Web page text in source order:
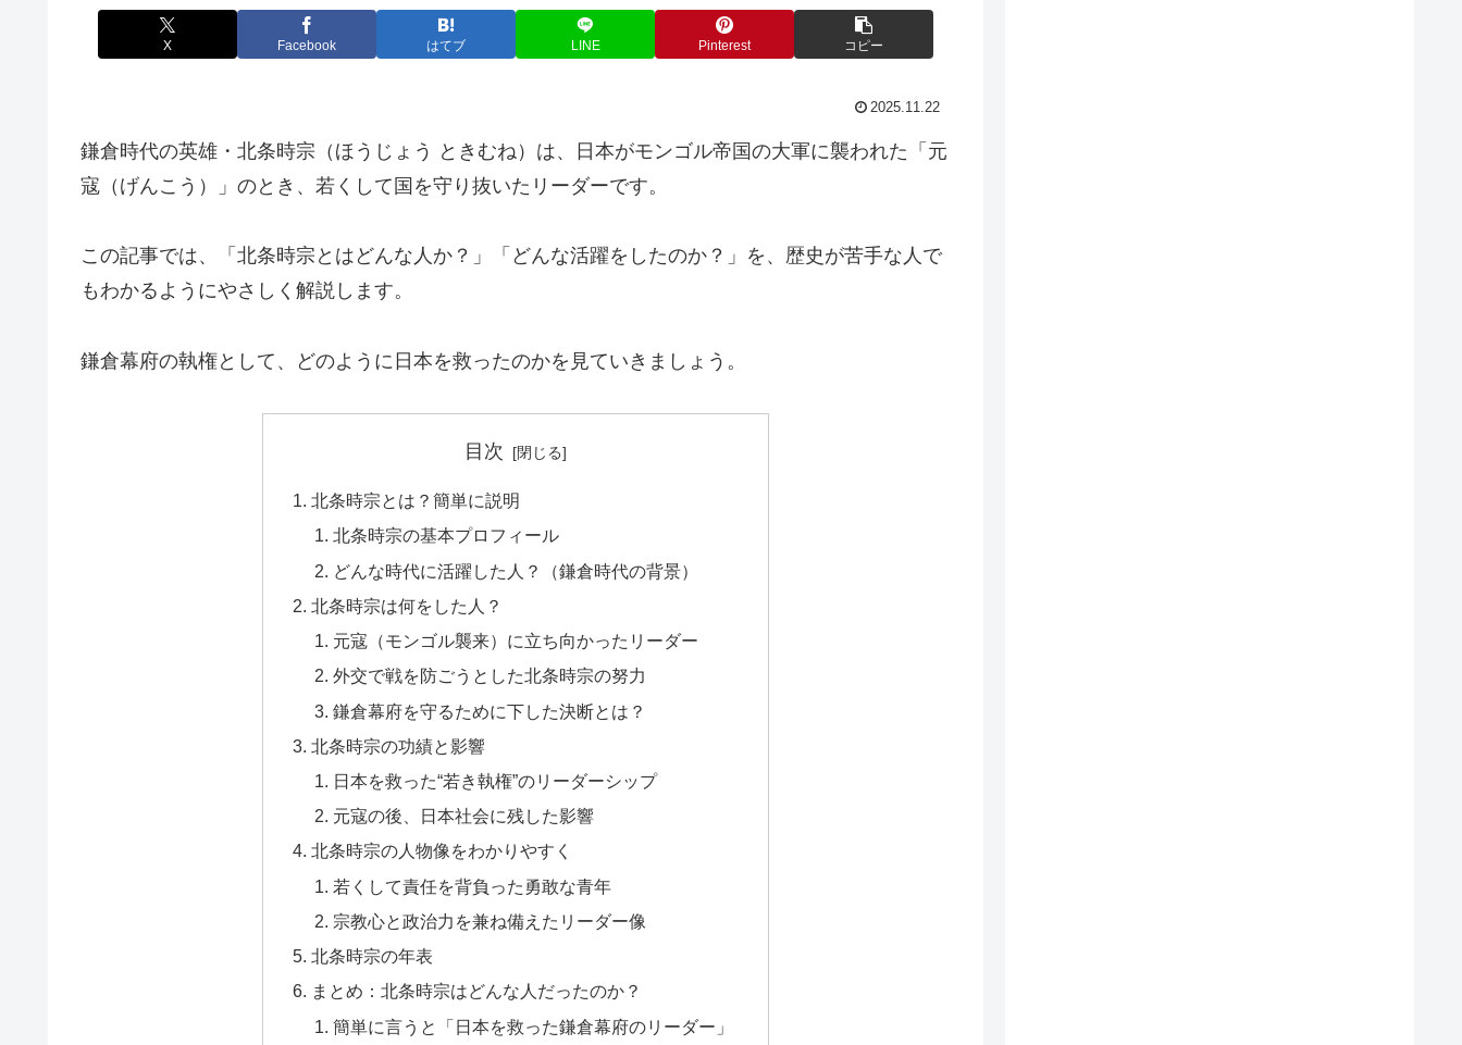
X Facebook はてブ LINE Pinterest コピー
2025.11.22
鎌倉時代の英雄・北条時宗（ほうじょう ときむね）は、日本がモンゴル帝国の大軍に襲われた「元
寇（げんこう）」のとき、若くして国を守り抜いたリーダーです。
この記事では、「北条時宗とはどんな人か？」「どんな活躍をしたのか？」を、歴史が苦手な人で
もわかるようにやさしく解説します。
鎌倉幕府の執権として、どのように日本を救ったのかを見ていきましょう。
目次
北条時宗とは？簡単に説明
北条時宗の基本プロフィール
どんな時代に活躍した人？（鎌倉時代の背景）
北条時宗は何をした人？
元寇（モンゴル襲来）に立ち向かったリーダー
外交で戦を防ごうとした北条時宗の努力
鎌倉幕府を守るために下した決断とは？
北条時宗の功績と影響
日本を救った“若き執権”のリーダーシップ
元寇の後、日本社会に残した影響
北条時宗の人物像をわかりやすく
若くして責任を背負った勇敢な青年
宗教心と政治力を兼ね備えたリーダー像
北条時宗の年表
まとめ：北条時宗はどんな人だったのか？
簡単に言うと「日本を救った鎌倉幕府のリーダー」